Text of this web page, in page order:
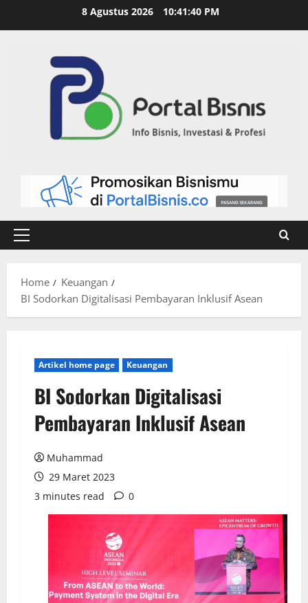
8 Agustus 2026 10:41:41 PM
Home
Keuangan
BI Sodorkan Digitalisasi Pembayaran Inklusif Asean
Artikel home page Keuangan
BI Sodorkan Digitalisasi
Pembayaran Inklusif Asean
Muhammad
29 Maret 2023
3 minutes read
0